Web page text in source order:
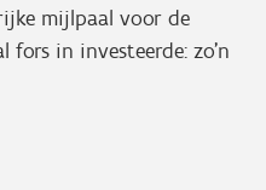
mijlpaal voor de
fors in investeerde: zo’n